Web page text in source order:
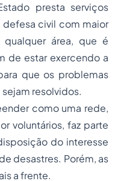
presta serviços
civil com maior
área, que é
de estar exercendo a
que os problemas
resolvidos.
como uma rede,
voluntários, faz parte
do interesse
desastres. Porém, as
a frente.